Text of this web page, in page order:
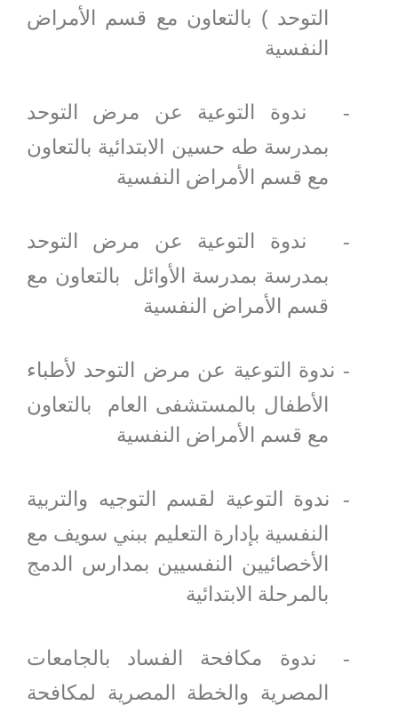
التوحد ) بالتعاون مع قسم الأمراض
النفسية
-
ندوة التوعية عن مرض التوحد
بمدرسة طه حسين الابتدائية بالتعاون
مع قسم الأمراض النفسية
-
ندوة التوعية عن مرض التوحد
بمدرسة بمدرسة الأوائل بالتعاون مع
قسم الأمراض النفسية
- ندوة التوعية عن مرض التوحد لأطباء
الأطفال بالمستشفى العام بالتعاون
مع قسم الأمراض النفسية
-
ندوة التوعية لقسم التوجيه والتربية
النفسية بإدارة التعليم ببني سويف مع
الأخصائيين النفسيين بمدارس الدمج
بالمرحلة الابتدائية
-
ندوة مكافحة الفساد بالجامعات
المصرية والخطة المصرية لمكافحة